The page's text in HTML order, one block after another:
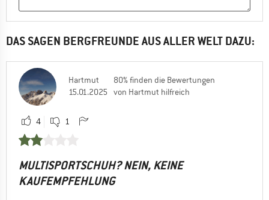
DAS SAGEN BERGFREUNDE AUS ALLER WELT DAZU:
Hartmut
15.01.2025
80% finden die Bewertungen
von Hartmut hilfreich
4 1
MULTISPORTSCHUH? NEIN, KEINE
KAUFEMPFEHLUNG